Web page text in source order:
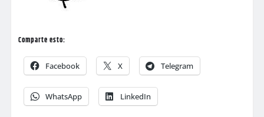
Comparte esto:
Facebook X Telegram
WhatsApp LinkedIn